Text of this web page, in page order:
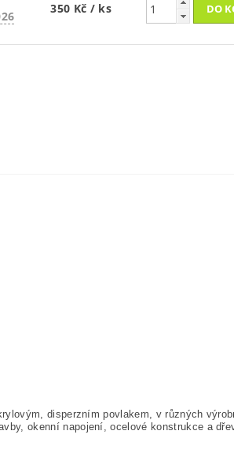
350 Kč / ks
disperzním povlakem, v různých
okenní napojení, ocelové konstrukce a